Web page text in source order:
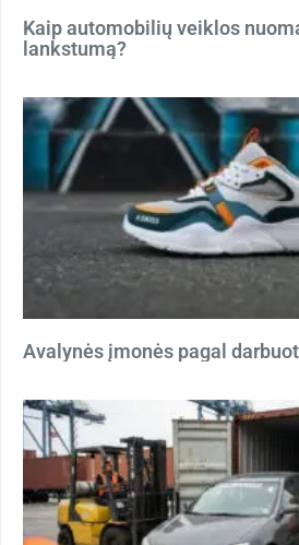
Kaip automobilių veiklos
lankstumą?
Avalynės įmonės pagal